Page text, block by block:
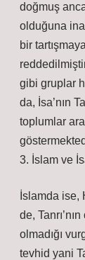
doğmuş
olduğuna
bir
gibi gruplar
da, İsa’nın
toplumlar
3. İslam ve
İslamda ise,
de,
olmadığı
tevhid yani